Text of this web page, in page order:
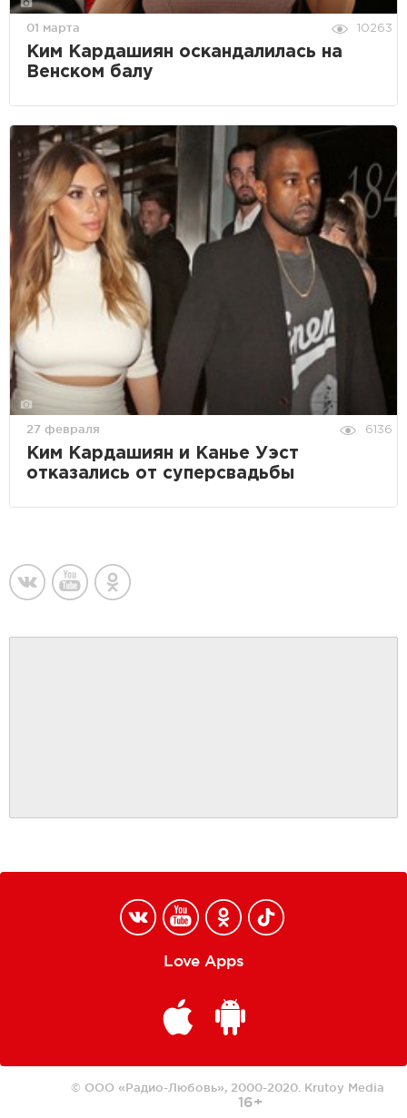
01 марта 10263
Ким Кардашиян оскандалилась на
Венском балу
27 февраля 6136
Ким Кардашиян и Канье Уэст
отказались от суперсвадьбы
Love Apps
© ООО «Радио-Любовь», 2000-2020. Krutoy Media
16+